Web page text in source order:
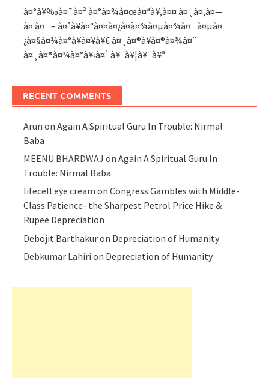
à¤°à¥‰à¤¯à¤² à¤°à¤¾à¤œà¤ªà¥‚à¤¤ à¤¸à¤‚à¤—
à¤ à¤¨ – à¤ªà¥à¤°à¤¤à¤¿à¤­à¤¾à¤µà¤¾à¤¨ à¤µà¤
¿à¤§à¤¾à¤°à¥à¤¥à¥€ à¤¸à¤®à¥à¤®à¤¾à¤¨
à¤¸à¤®à¤¾à¤°à¥‹à¤¹ à¥¨à¥¦à¥¨à¥ª
RECENT COMMENTS
Arun onAgain A Spiritual Guru In Trouble: Nirmal
Baba
MEENU BHARDWAJ onAgain A Spiritual Guru In
Trouble: Nirmal Baba
lifecell eye cream onCongress Gambles with Middle-
Class Patience- the Sharpest Petrol Price Hike &
Rupee Depreciation
Debojit Barthakuron Depreciation of Humanity
Debkumar Lahiri on Depreciation of Humanity